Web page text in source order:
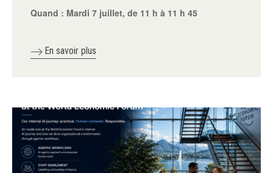
Quand : Mardi 7 juillet, de 11 h à 11 h 45
En savoir plus